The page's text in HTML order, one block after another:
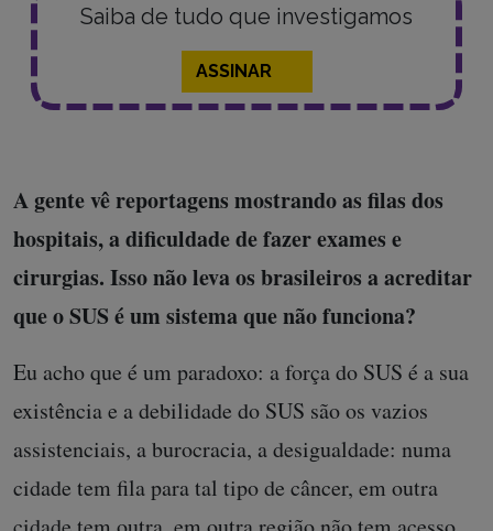
Saiba de tudo que investigamos
ASSINAR
A gente vê reportagens mostrando as filas dos
hospitais, a dificuldade de fazer exames e
cirurgias. Isso não leva os brasileiros a acreditar
que o SUS é um sistema que não funciona?
Eu acho que é um paradoxo: a força do SUS é a sua
existência e a debilidade do SUS são os vazios
assistenciais, a burocracia, a desigualdade: numa
cidade tem fila para tal tipo de câncer, em outra